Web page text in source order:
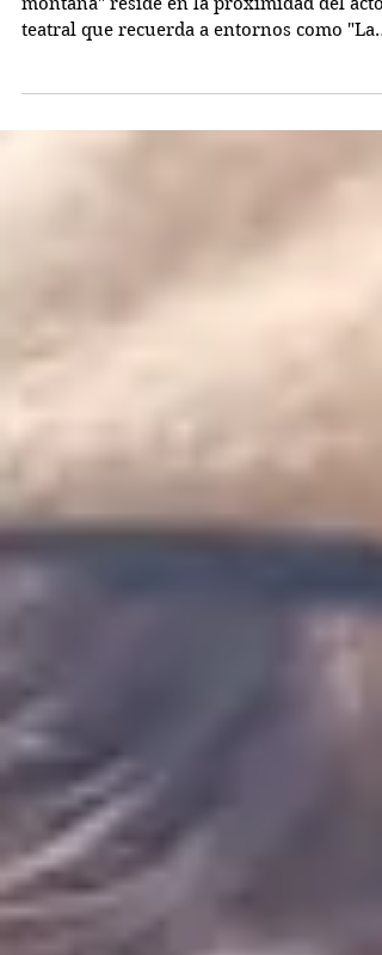
El gran atractivo de "Una casa en la
montaña" reside en la proximidad del acto
pensión de las...